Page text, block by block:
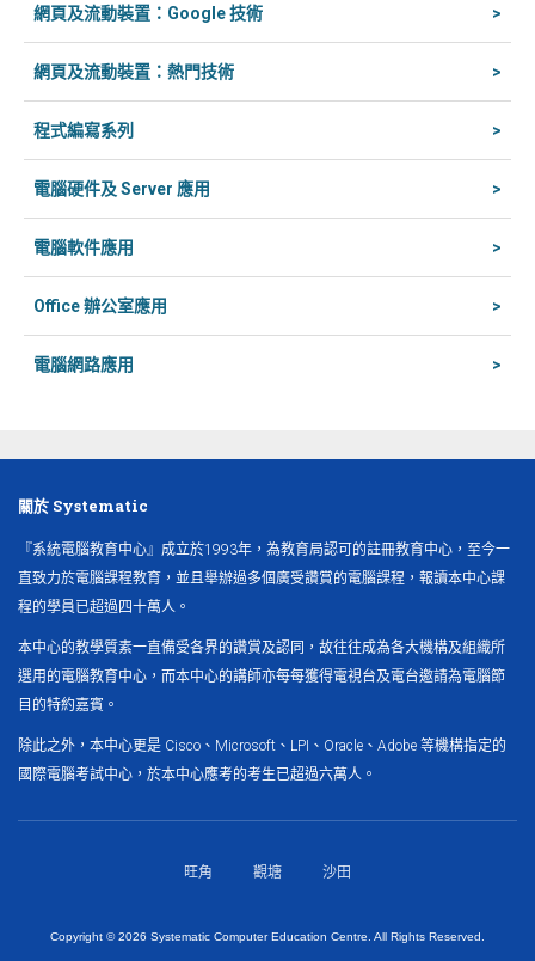
網頁及流動裝置：Google 技術 >
網頁及流動裝置：熱門技術 >
程式編寫系列 >
電腦硬件及 Server 應用 >
電腦軟件應用 >
Office 辦公室應用 >
電腦網路應用 >
關於 Systematic
『系統電腦教育中心』成立於1993年，為教育局認可的註冊教育中心，至今一
直致力於電腦課程教育，並且舉辦過多個廣受讚賞的電腦課程，報讀本中心課
程的學員已超過四十萬人。
本中心的教學質素一直備受各界的讚賞及認同，故往往成為各大機構及組織所
選用的電腦教育中心，而本中心的講師亦每每獲得電視台及電台邀請為電腦節
目的特約嘉賓。
除此之外，本中心更是 Cisco、Microsoft、LPI、Oracle、Adobe 等機構指定的
國際電腦考試中心，於本中心應考的考生已超過六萬人。
旺角 觀塘 沙田
Copyright ©2026 Systematic Computer Education Centre. All Rights Reserved.